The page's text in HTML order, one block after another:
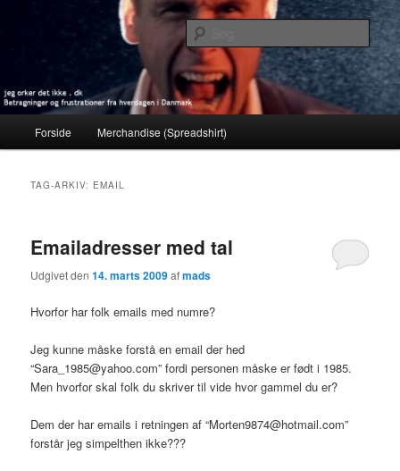
jeg orker det ikke . dk
Betragninger og frustrationer fra hverdagen i Danmark
Søg
Forside Merchandise (Spreadshirt)
TAG-ARKIV: EMAIL
Emailadresser med tal
Udgivet den14. marts 2009afmads
Hvorfor har folk emails med numre?
Jeg kunne måske forstå en email der hed
“Sara_1985@yahoo.com” fordi personen måske er født i 1985.
Men hvorfor skal folk du skriver til vide hvor gammel du er?
Dem der har emails i retningen af “Morten9874@hotmail.com”
forstår jeg simpelthen ikke???